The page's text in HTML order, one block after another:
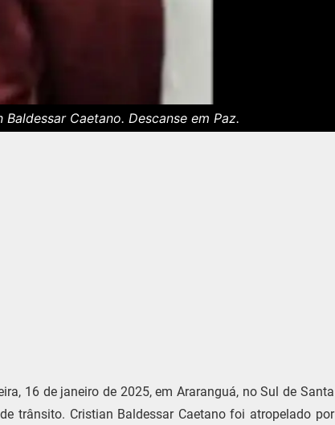
Baldessar Caetano. Descanse em Paz.
16 de janeiro de 2025, em Araranguá, no Sul de Santa
trânsito. Cristian Baldessar Caetano foi atropelado por